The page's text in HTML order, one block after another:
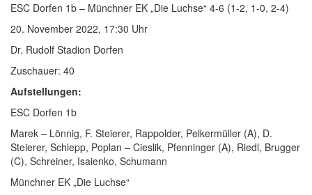
ESC Dorfen 1b – Münchner EK „Die Luchse“ 4-6 (1-2, 1-0, 2-4)
20. November 2022, 17:30 Uhr
Dr. Rudolf Stadion Dorfen
Zuschauer: 40
Aufstellungen:
ESC Dorfen 1b
Marek – Lönnig, F. Steierer, Rappolder, Pelkermüller (A), D.
Steierer, Schlepp, Poplan – Cieslik, Pfenninger (A), Riedl, Brugger
(C), Schreiner, Isaienko, Schumann
Münchner EK „Die Luchse“